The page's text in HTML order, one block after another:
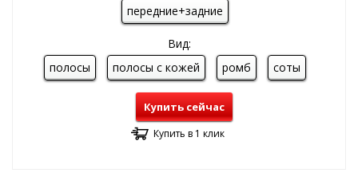
передние+задние
Вид:
полосы
полосы с кожей ромб соты
Купить сейчас
Купить в 1 клик